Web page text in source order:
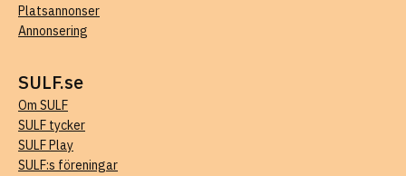
Platsannonser
Annonsering
SULF.se
Om SULF
SULF tycker
SULF Play
SULF:s föreningar